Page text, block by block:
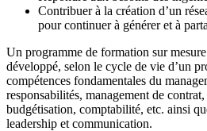
Contribuer à la création d’un
pour continuer à générer et à
Un programme de formation sur
développé, selon le cycle de vie d’un
compétences fondamentales du
responsabilités, management de
budgétisation, comptabilité, etc. ainsi
leadership et communication.